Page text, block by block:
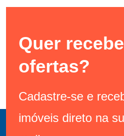
Quer
ofertas?
Cadastre-se e
imóveis direto na